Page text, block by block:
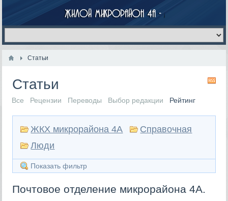
Статьи
Статьи
Все Рецензии Переводы Выбор редакции Рейтинг
ЖКХ микрорайона 4А
Справочная
Люди
Показать фильтр
Почтовое отделение микрорайона 4А.